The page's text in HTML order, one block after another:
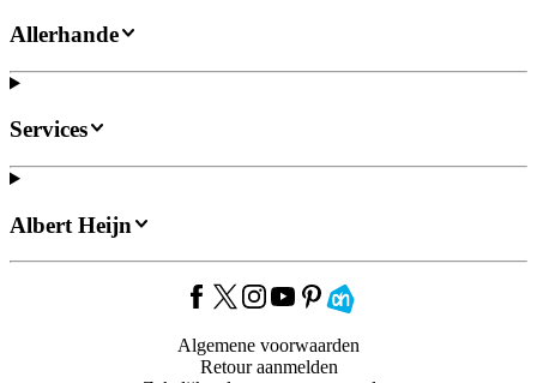
Allerhande
Services
Albert Heijn
Algemene voorwaarden
Retour aanmelden